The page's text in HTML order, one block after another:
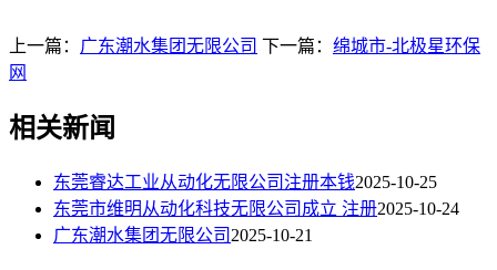
上一篇： 广东潮水集团无限公司 下一篇： 绵城市-北极星环保
网
相关新闻
东莞睿达工业从动化无限公司注册本钱2025-10-25
东莞市维明从动化科技无限公司成立 注册2025-10-24
广东潮水集团无限公司 2025-10-21